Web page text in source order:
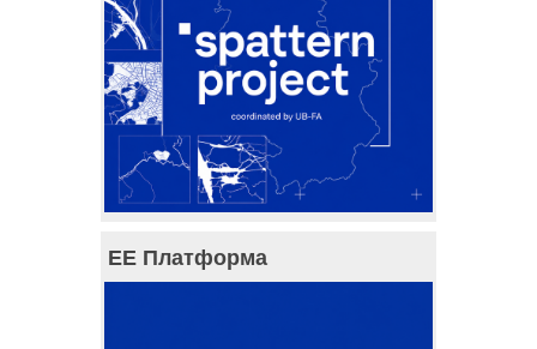
ЕЕ Платформа